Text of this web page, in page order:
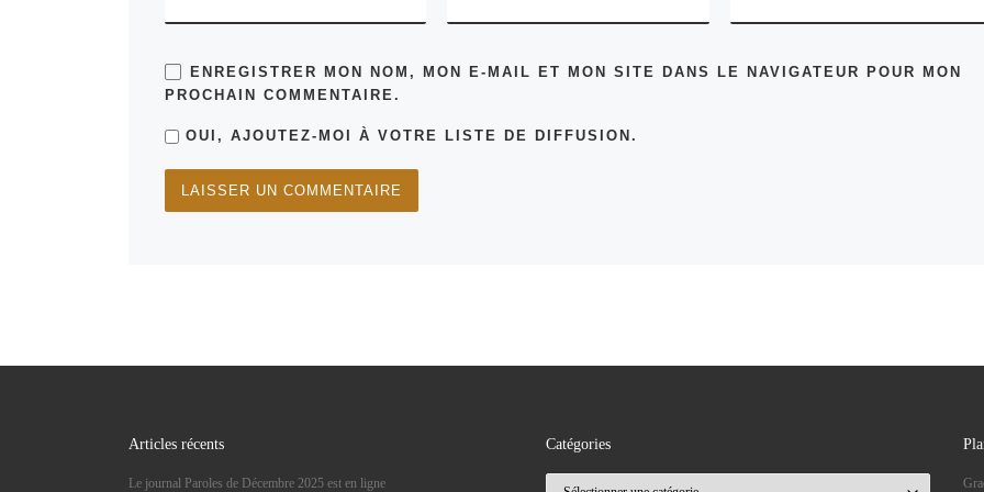
ENREGISTRER MON NOM, MON E-MAIL ET MON SITE DANS LE NAVIGATEUR POUR MON
PROCHAIN COMMENTAIRE.
OUI, AJOUTEZ-MOI À VOTRE LISTE DE DIFFUSION.
Articles récents
Le journal Paroles de Décembre 2025 est en ligne
Catégories